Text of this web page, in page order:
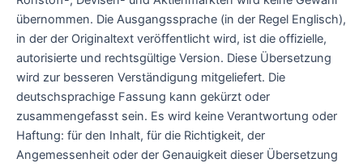
übernommen. Die Ausgangssprache (in der Regel Englisch),
in der der Originaltext veröffentlicht wird, ist die offizielle,
autorisierte und rechtsgültige Version. Diese Übersetzung
wird zur besseren Verständigung mitgeliefert. Die
deutschsprachige Fassung kann gekürzt oder
zusammengefasst sein. Es wird keine Verantwortung oder
Haftung: für den Inhalt, für die Richtigkeit, der
Angemessenheit oder der Genauigkeit dieser Übersetzung